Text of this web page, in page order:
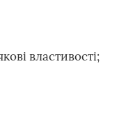
властивості;